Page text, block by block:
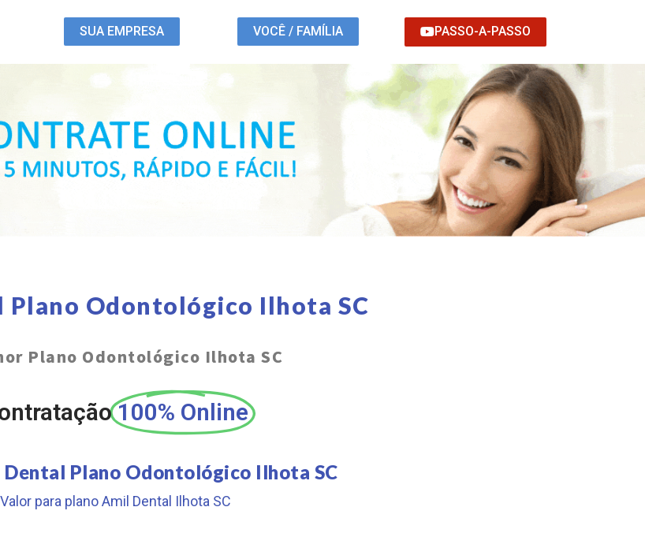
SUA EMPRESA VOCÊ / FAMÍLIA PASSO-A-PASSO
Plano Odontológico Ilhota SC
Plano Odontológico Ilhota SC
100% Online
Dental Plano Odontológico Ilhota SC
Valor para plano Amil Dental Ilhota SC